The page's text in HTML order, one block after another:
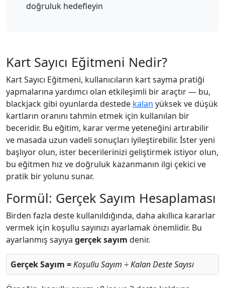
doğruluk hedefleyin
Kart Sayıcı Eğitmeni Nedir?
Kart Sayıcı Eğitmeni, kullanıcıların kart sayma pratiği
yapmalarına yardımcı olan etkileşimli bir araçtır — bu,
blackjack gibi oyunlarda destede kalan yüksek ve düşük
kartların oranını tahmin etmek için kullanılan bir
beceridir. Bu eğitim, karar verme yeteneğini artırabilir
ve masada uzun vadeli sonuçları iyileştirebilir. İster yeni
başlıyor olun, ister becerilerinizi geliştirmek istiyor olun,
bu eğitmen hız ve doğruluk kazanmanın ilgi çekici ve
pratik bir yolunu sunar.
Formül: Gerçek Sayım Hesaplaması
Birden fazla deste kullanıldığında, daha akıllıca kararlar
vermek için koşullu sayınızı ayarlamak önemlidir. Bu
ayarlanmış sayıya gerçek sayım denir.
Gerçek Sayım =Koşullu Sayım ÷ Kalan Deste Sayısı